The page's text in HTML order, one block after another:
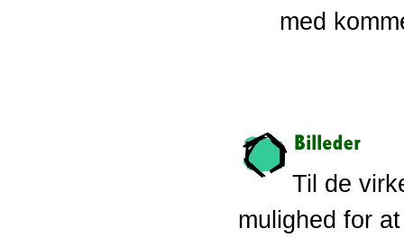
med
Til de
mulighed for